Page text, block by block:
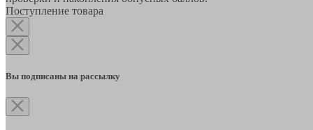
Поступление товара
Вы подписаны на рассылку